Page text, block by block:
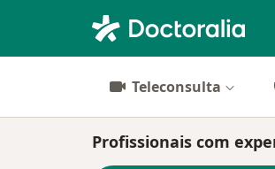
Teleconsulta
Profissionais com